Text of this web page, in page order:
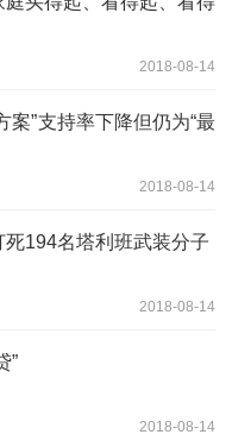
2018-08-14
案”支持率下降但仍为“最
2018-08-14
死194名塔利班武装分子
2018-08-14
”
2018-08-14